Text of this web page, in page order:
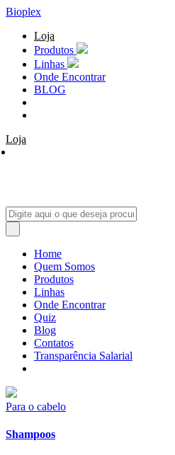
Bioplex
Loja
Produtos
Linhas
Onde Encontrar
BLOG
Loja
Home
Quem Somos
Produtos
Linhas
Onde Encontrar
Quiz
Blog
Contatos
Transparência Salarial
Para o cabelo
Shampoos